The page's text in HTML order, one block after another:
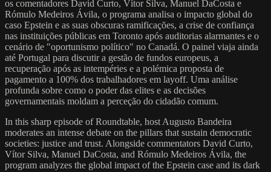
os comentadores David Curto, Vítor Silva, Manuel DaCosta e
Rómulo Medeiros Ávila, o programa analisa o impacto global do
caso Epstein e as suas obscuras ramificações, a crise de confiança
nas instituições públicas em Toronto após auditorias alarmantes e o
cenário de "oportunismo político" no Canadá. O painel viaja ainda
até Portugal para discutir a gestão de fundos europeus, a
recuperação após as intempéries e a polémica proposta de
pagamento a 100% dos trabalhadores em layoff. Uma análise
profunda sobre como o poder das elites e as decisões
governamentais moldam a perceção do cidadão comum.
In this sharp episode of Roundtable, host Augusto Bandeira
moderates an intense debate on the pillars that sustain democratic
societies: justice and trust. Alongside commentators David Curto,
Vítor Silva, Manuel DaCosta, and Rómulo Medeiros Ávila, the
program analyzes the global impact of the Epstein case and its dark